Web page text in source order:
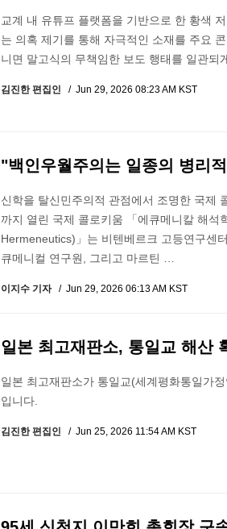
교계 내 유튜프 플랫폼을 기반으로 한 황색
는 의혹 제기를 통해 자극적인 소재를 주요
니면 말고식의 무책임한 보도 행태를 일관되
김진한 편집인 Jun 29, 2026 08:23 AM KST
"백인우월주의는 일종의 병리
신학을 탈신민주의적 관점에서 조명한 국제
까지 열린 국제 콜로키움 「에큐메니칼 해
Hermeneutics)」는 비텐베르크 고등연구센
큐메니컬 연구원, 그리고 마르틴 …
이지수 기자 Jun 29, 2026 06:13 AM KST
일본 최고재판소, 통일교 해산
일본 최고재판소가 통일교(세계평화통일가
입니다.
김진한 편집인 Jun 25, 2026 11:54 AM KST